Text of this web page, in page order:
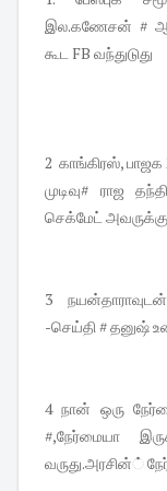
இல.கணேசன் #
கூட FB வந்துடுது
2 காங்கிரஸ், பாஜக
முடிவு# ராஜ
செக்மேட்
3
-செய்தி # தனுஷ்
4 நான் ஒரு
#,நேர்மையா
வருது.அரசின்்